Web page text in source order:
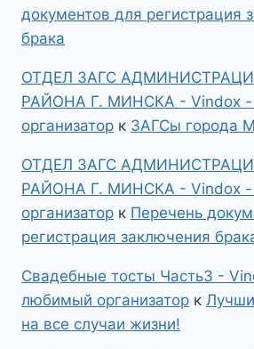
документов для регистрация
брака
ОТДЕЛ ЗАГС
РАЙОНА Г. МИНСКА - Vindox -
организатор к ЗАГСы города
ОТДЕЛ ЗАГС
РАЙОНА Г. МИНСКА - Vindox -
организатор к Перечень
регистрация заключения
Свадебные тосты Часть3 -
любимый организатор к
на все случаи жизни!